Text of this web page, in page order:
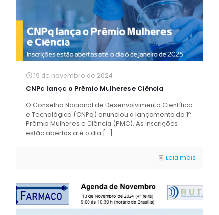
19 de novembro de 2024
CNPq lança o Prêmio Mulheres e Ciência
O Conselho Nacional de Desenvolvimento Científico
e Tecnológico (CNPq) anunciou o lançamento do 1º
Prêmio Mulheres e Ciência (PMC). As inscrições
estão abertas até o dia […]
Leia mais